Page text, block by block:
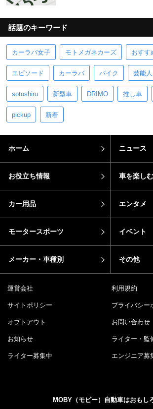
話題のキーワード
カーラバ女子 モトメガネカーズ おすす
エピソード カーラバ バイク 芸能
sotoshiru 新型車 DRIMO 推し車
pickup 新着
ホーム ニュース
お役立ち情報 車を楽しむ
カー用品 エンタメ
モータースポーツ イベント
メーカー・車種別 その他
運営会社 利用規約
サイトポリシー プライバシー
オプトアウト お問い合わせ
お知らせ ライター・監
ライター募集中 エンジニア募
MOBY（モビー）自動車はおもし